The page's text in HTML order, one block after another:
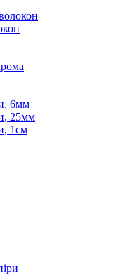
6мм
25мм
1см